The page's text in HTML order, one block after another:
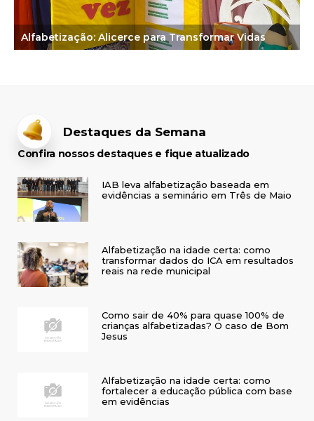
Alfabetização: Alicerce para Transformar Vidas
Destaques da Semana
Confira nossos destaques e fique atualizado
IAB leva alfabetização baseada em
evidências a seminário em Três de Maio
Alfabetização na idade certa: como
transformar dados do ICA em resultados
reais na rede municipal
Como sair de 40% para quase 100% de
crianças alfabetizadas? O caso de Bom
Jesus
Alfabetização na idade certa: como
fortalecer a educação pública com base
em evidências